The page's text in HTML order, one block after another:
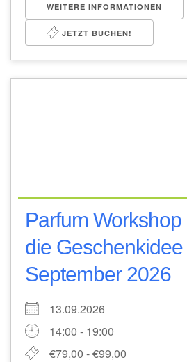
WEITERE INFORMATIONEN
JETZT BUCHEN!
Parfum Workshop
die Geschenkidee
September 2026
13.09.2026
14:00 - 19:00
€79,00 - €99,00